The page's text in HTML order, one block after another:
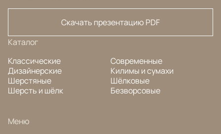
Скачать презентацию PDF
Каталог
Классические
Дизайнерские
Шерстяные
Шерсть и шёлк
Современные
Килимы и сумахи
Шёлковые
Безворсовые
Меню